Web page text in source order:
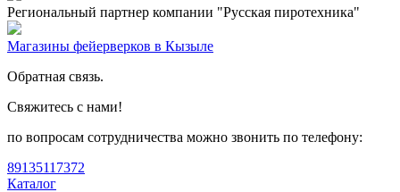
Региональный партнер компании "Русская пиротехника"
Магазины фейерверков в Кызыле
Обратная связь.
Свяжитесь с нами!
по вопросам сотрудничества можно звонить по телефону:
89135117372
Каталог